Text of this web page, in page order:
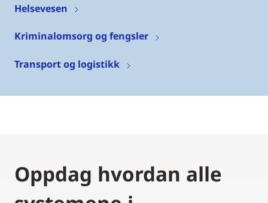
Helsevesen
Kriminalomsorg og fengsler
Transport og logistikk
Oppdag hvordan alle